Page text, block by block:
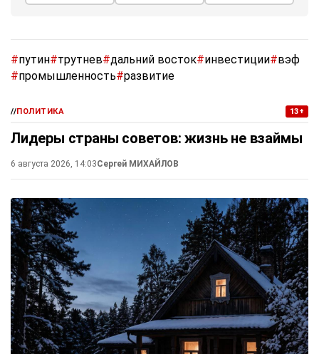
#путин#трутнев#дальний восток#инвестиции#вэф
#промышленность#развитие
//ПОЛИТИКА 13+
Лидеры страны советов: жизнь не взаймы
6 августа 2026, 14:03Сергей МИХАЙЛОВ